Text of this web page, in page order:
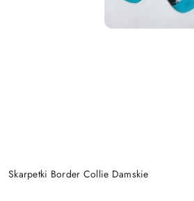
Skarpetki Border Collie Damskie